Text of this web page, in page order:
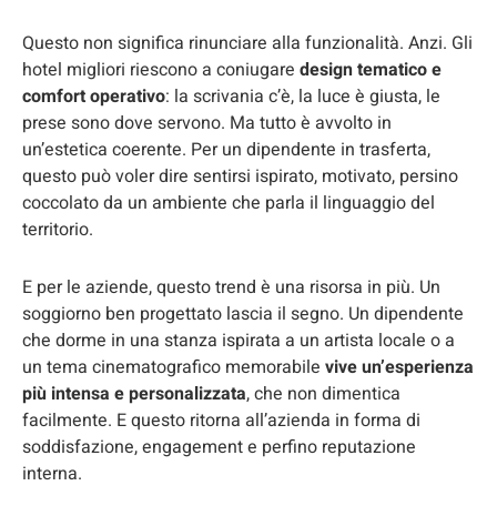
Questo non significa rinunciare alla funzionalità. Anzi. Gli
hotel migliori riescono a coniugare design tematico e
comfort operativo: la scrivania c’è, la luce è giusta, le
prese sono dove servono. Ma tutto è avvolto in
un’estetica coerente. Per un dipendente in trasferta,
questo può voler dire sentirsi ispirato, motivato, persino
coccolato da un ambiente che parla il linguaggio del
territorio.
E per le aziende, questo trend è una risorsa in più. Un
soggiorno ben progettato lascia il segno. Un dipendente
che dorme in una stanza ispirata a un artista locale o a
un tema cinematografico memorabile vive un’esperienza
più intensa e personalizzata, che non dimentica
facilmente. E questo ritorna all’azienda in forma di
soddisfazione, engagement e perfino reputazione
interna.